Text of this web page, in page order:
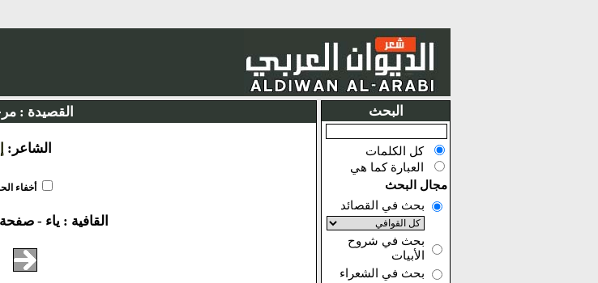
البحث
كل الكلمات
العبارة كما هي
مجال البحث
بحث في القصائد
بحث في شروح
الأبيات
بحث في الشعراء
القصيدة :
الشاعر:
أخفاء
القافية : ياء -صفحة 1